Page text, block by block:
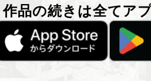
作品の続きは全てア